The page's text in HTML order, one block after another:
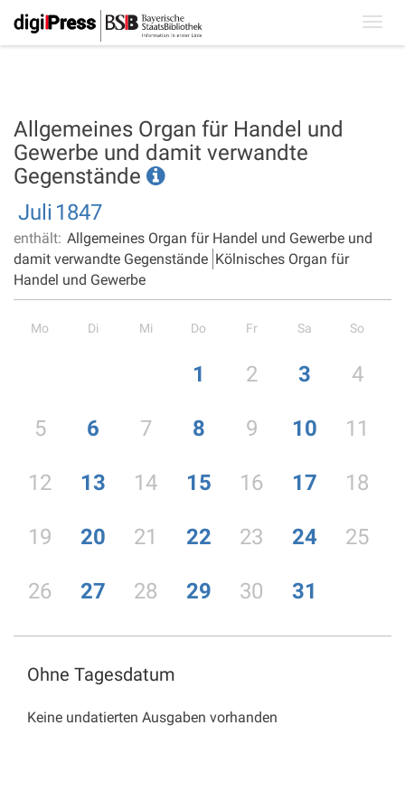
Allgemeines Organ für Handel und
Gewerbe und damit verwandte
Gegenstände
Juli 1847
enthält: Allgemeines Organ für Handel und Gewerbe und
damit verwandte Gegenstände Kölnisches Organ für
Handel und Gewerbe
Mo Di Mi Do Fr Sa So
1 2 3 4
5 6 7 8 9 10 11
12 13 14 15 16 17 18
19 20 21 22 23 24 25
26 27 28 29 30 31
Ohne Tagesdatum
Keine undatierten Ausgaben vorhanden